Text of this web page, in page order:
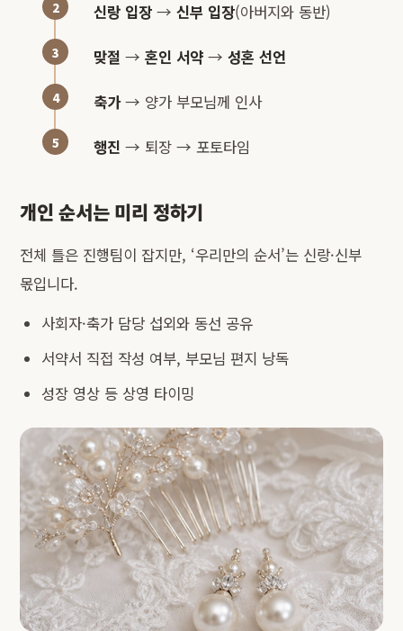
신랑 입장 → 신부 입장(아버지와 동반)
맞절 → 혼인 서약 → 성혼 선언
축가→ 양가 부모님께 인사
행진 → 퇴장 → 포토타임
개인 순서는 미리 정하기
전체 틀은 진행팀이 잡지만, ‘우리만의 순서’는 신랑·신부
몫입니다.
사회자·축가 담당 섭외와 동선 공유
서약서 직접 작성 여부, 부모님 편지 낭독
성장 영상 등 상영 타이밍